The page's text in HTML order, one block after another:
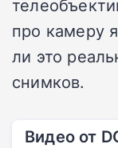
про камеру
ли это
снимков.
Видео от